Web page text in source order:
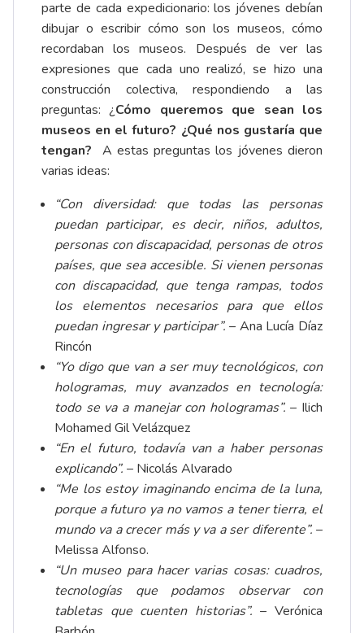
parte de cada expedicionario: los jóvenes debían
dibujar o escribir cómo son los museos, cómo
recordaban los museos. Después de ver las
expresiones que cada uno realizó, se hizo una
construcción colectiva, respondiendo a las
preguntas: ¿Cómo queremos que sean los
museos en el futuro? ¿Qué nos gustaría que
tengan? A estas preguntas los jóvenes dieron
varias ideas:
“Con diversidad: que todas las personas
puedan participar, es decir, niños, adultos,
personas con discapacidad, personas de otros
países, que sea accesible. Si vienen personas
con discapacidad, que tenga rampas, todos
los elementos necesarios para que ellos
puedan ingresar y participar”. – Ana Lucía Díaz
Rincón
“Yo digo que van a ser muy tecnológicos, con
hologramas, muy avanzados en tecnología:
todo se va a manejar con hologramas”. – Ilich
Mohamed Gil Velázquez
“En el futuro, todavía van a haber personas
explicando”. – Nicolás Alvarado
“Me los estoy imaginando encima de la luna,
porque a futuro ya no vamos a tener tierra, el
mundo va a crecer más y va a ser diferente”. –
Melissa Alfonso.
“Un museo para hacer varias cosas: cuadros,
tecnologías que podamos observar con
tabletas que cuenten historias”. – Verónica